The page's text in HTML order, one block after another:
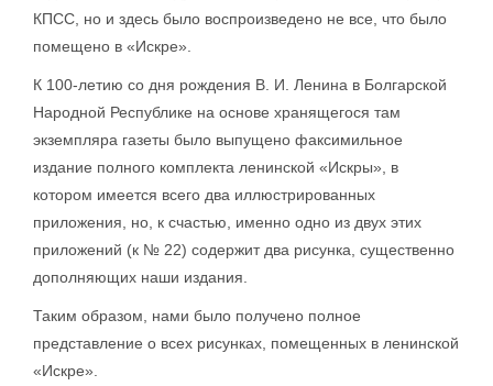
КПСС, но и здесь было воспроизведено не все, что было
помещено в «Искре».
К 100-летию со дня рождения В. И. Ленина в Болгарской
Народной Республике на основе хранящегося там
экземпляра газеты было выпущено факсимильное
издание полного комплекта ленинской «Искры», в
котором имеется всего два иллюстрированных
приложения, но, к счастью, именно одно из двух этих
приложений (к № 22) содержит два рисунка, существенно
дополняющих наши издания.
Таким образом, нами было получено полное
представление о всех рисунках, помещенных в ленинской
«Искре».